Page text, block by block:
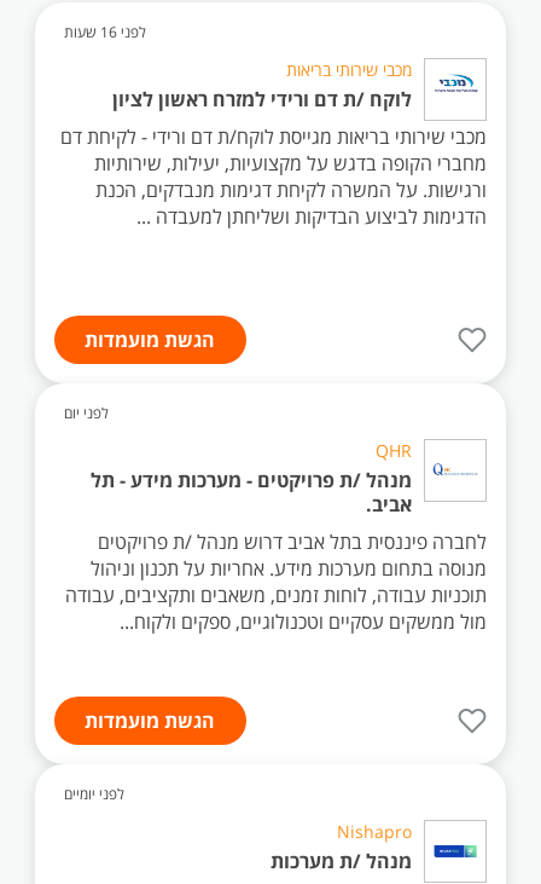
לפני 16 שעות
מכבי שירותי בריאות
לוקח /ת דם ורידי למזרח ראשון לציון
מכבי שירותי בריאות מגייסת לוקח/ת דם ורידי - לקיחת דם
מחברי הקופה בדגש על מקצועיות, יעילות, שירותיות
ורגישות. על המשרה לקיחת דגימות מנבדקים, הכנת
הדגימות לביצוע הבדיקות ושליחתן למעבדה ...
הגשת מועמדות
לפני יום
QHR
מנהל /ת פרויקטים - מערכות מידע - תל
אביב.
לחברה פיננסית בתל אביב דרוש מנהל /ת פרויקטים
מנוסה בתחום מערכות מידע. אחריות על תכנון וניהול
תוכניות עבודה, לוחות זמנים, משאבים ותקציבים, עבודה
מול ממשקים עסקיים וטכנולוגיים, ספקים ולקוח...
הגשת מועמדות
לפני יומיים
Nishapro
מנהל /ת מערכות